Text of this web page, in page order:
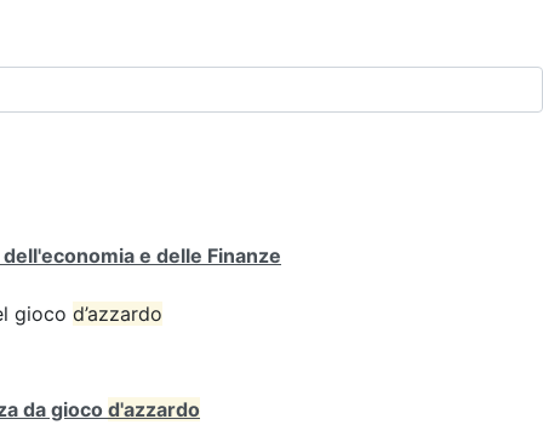
e delle Finanze
gioco d’azzardo
da gioco d'azzardo